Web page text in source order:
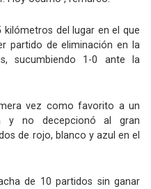
del lugar en el que
partido de eliminación en la
sucumbiendo 1-0 ante la
vez como favorito a un
y no decepcionó al gran
de rojo, blanco y azul en el
de 10 partidos sin ganar